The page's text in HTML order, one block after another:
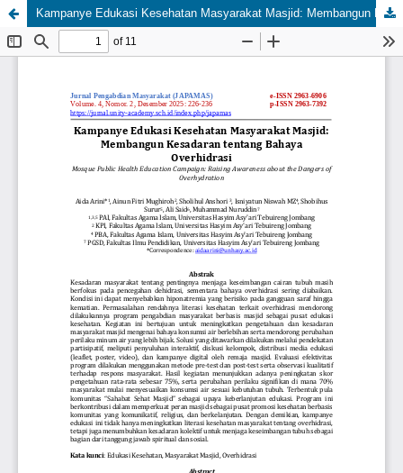
Kampanye Edukasi Kesehatan Masyarakat Masjid: Membangun Kesadaran tentang Bahaya Overhidrasi